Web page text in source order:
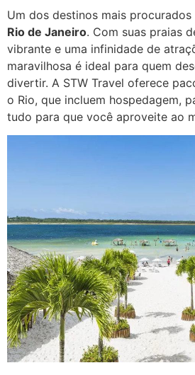
Um dos destinos mais
Rio de Janeiro. Com suas praias
vibrante e uma infinidade de
maravilhosa é ideal para quem
divertir. A STW Travel oferece
o Rio, que incluem hospedagem,
tudo para que você aproveite ao